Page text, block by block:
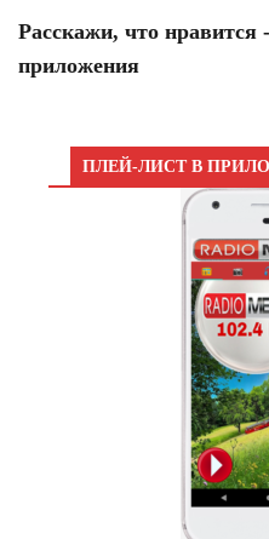
Расскажи, что
приложения
ПЛЕЙ-ЛИСТ В